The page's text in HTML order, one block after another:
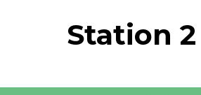
Station 2